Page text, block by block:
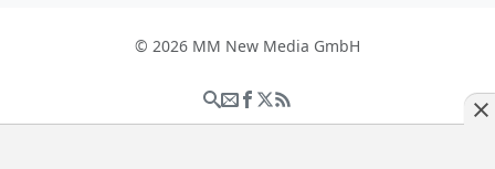
© 2026 MM New Media GmbH